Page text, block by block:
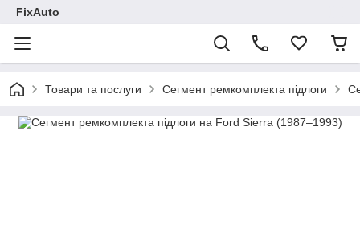
FixAuto
Товари та послуги Сегмент ремкомплекта підлоги